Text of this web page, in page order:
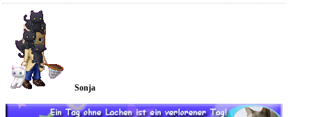
Sonja